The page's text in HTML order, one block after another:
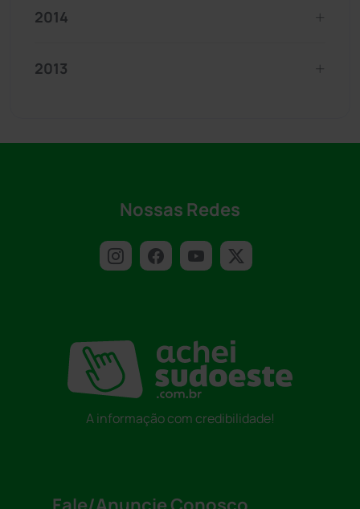
2014
2013
Nossas Redes
A informação com credibilidade!